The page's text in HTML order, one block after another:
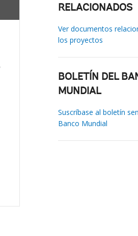
RELACIONADOS
Ver documentos
los proyectos
BOLETÍN DEL
MUNDIAL
Suscríbase al boletín
Banco Mundial